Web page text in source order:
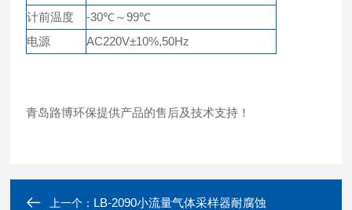
计前温度
-30℃～99℃
电源
AC220V±10%,50Hz
青岛路博环保提供产品的售后及技术支持！
上一个： LB-2090小流量气体采样器耐腐蚀